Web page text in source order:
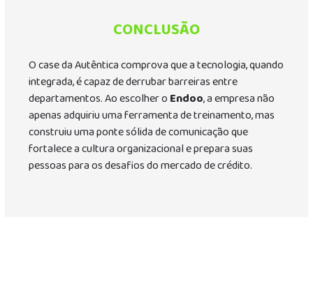
CONCLUSÃO
O case da Autêntica comprova que a tecnologia, quando
integrada, é capaz de derrubar barreiras entre
departamentos. Ao escolher oEndoo, a empresa não
apenas adquiriu uma ferramenta de treinamento, mas
construiu uma ponte sólida de comunicação que
fortalece a cultura organizacional e prepara suas
pessoas para os desafios do mercado de crédito.